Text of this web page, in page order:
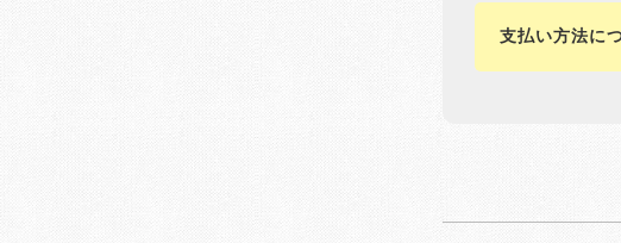
支払い方法に